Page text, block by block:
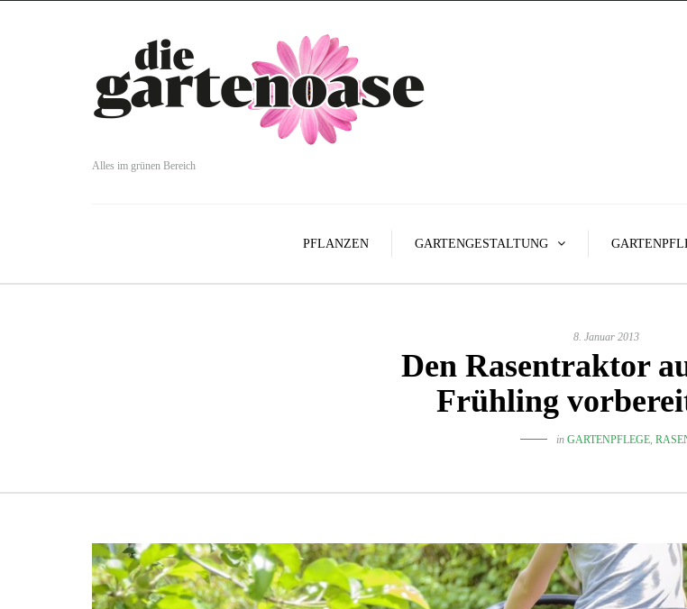
Alles im grünen Bereich
PFLANZEN GARTENGESTALTUNG
8. Januar 2013
Den Rasentraktor
Frühling
in GARTENPFLEGE,